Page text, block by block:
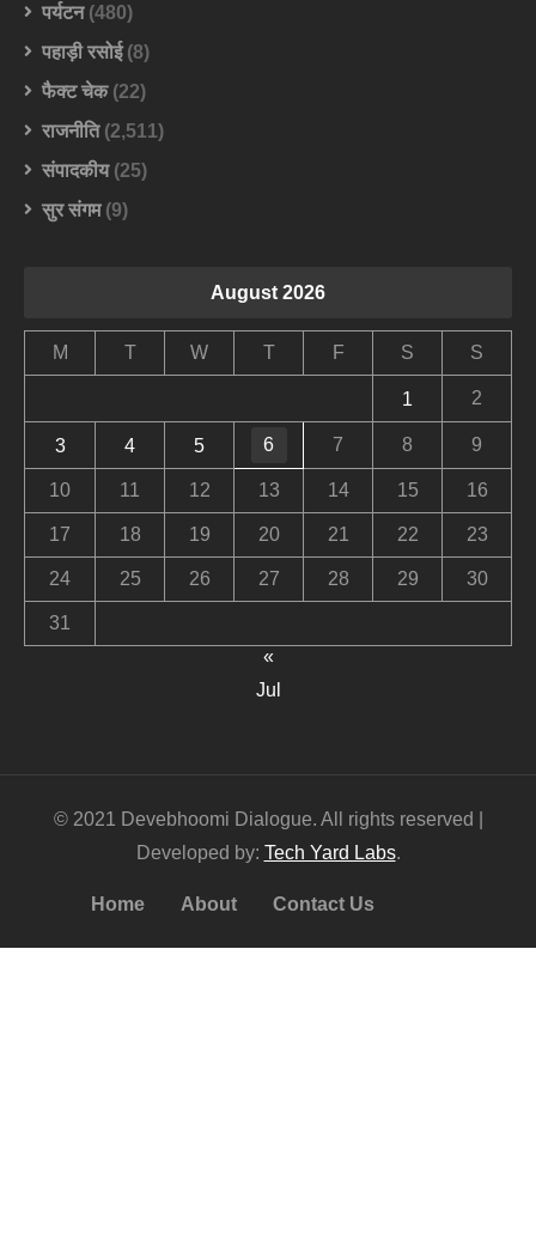
पर्यटन(480)
पहाड़ी रसोई(8)
फैक्ट चेक(22)
राजनीति(2,511)
संपादकीय(25)
सुर संगम(9)
August 2026
M T W T F S S
1 2
3 4 5 6 7 8 9
10 11 12 13 14 15 16
17 18 19 20 21 22 23
24 25 26 27 28 29 30
31
«
Jul
© 2021 Devebhoomi Dialogue. All rights reserved |
Developed by: Tech Yard Labs.
Home About Contact Us